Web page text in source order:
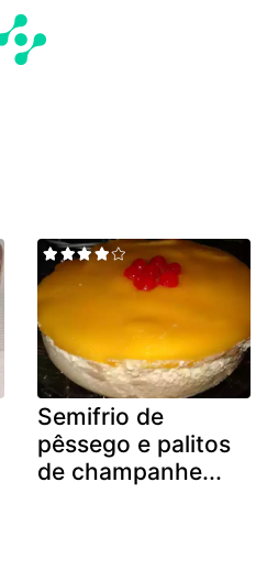
Semifrio de
pêssego e palitos
de champanhe...